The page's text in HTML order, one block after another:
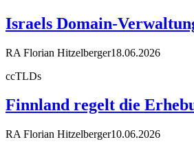
Israels Domain-
RA Florian Hitzelberger18.06.2026
ccTLDs
Finnland regelt die
RA Florian Hitzelberger10.06.2026